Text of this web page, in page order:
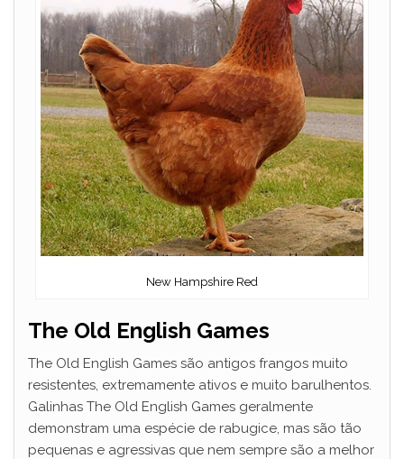
New Hampshire Red
The Old English Games
The Old English Games são antigos frangos muito
resistentes, extremamente ativos e muito barulhentos.
Galinhas The Old English Games geralmente
demonstram uma espécie de rabugice, mas são tão
pequenas e agressivas que nem sempre são a melhor